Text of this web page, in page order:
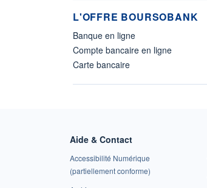
L'OFFRE BOURSOBANK
Banque en ligne
Compte bancaire en ligne
Carte bancaire
Aide & Contact
Accessibilité Numérique
(partiellement conforme)